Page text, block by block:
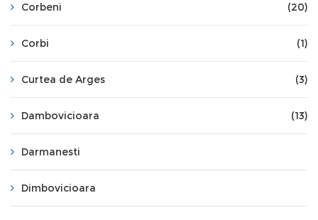
Corbeni (20)
Corbi (1)
Curtea de Arges (3)
Dambovicioara (13)
Darmanesti
Dimbovicioara